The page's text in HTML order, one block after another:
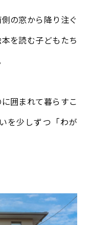
の窓から降り注ぐ
を読む子どもたち
囲まれて暮らすこ
を少しずつ「わが